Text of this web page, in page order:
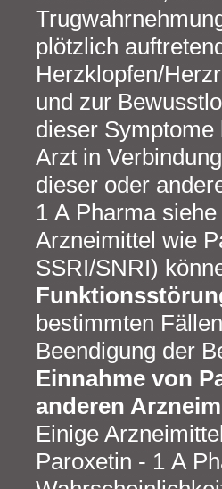
plötzlich
Herzklopfen/
und zur
dieser
Arzt in
dieser oder
1 A Pharma
Arzneimittel wie
SSRI/SNRI)
bestimmten
Beendigung der
Einnahme von
anderen
Einige
Paroxetin - 1 A